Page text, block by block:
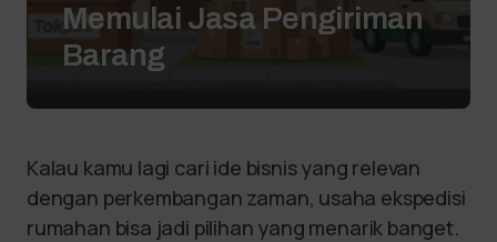
Memulai Jasa Pengiriman
Barang
Kalau kamu lagi cari ide bisnis yang relevan
dengan perkembangan zaman, usaha ekspedisi
rumahan bisa jadi pilihan yang menarik banget.